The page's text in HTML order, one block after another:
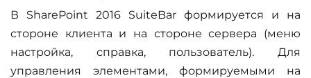
В SharePoint 2016 SuiteBar формируется и на
стороне клиента и на стороне сервера (меню
настройка, справка, пользователь). Для
управления элементами, формируемыми на